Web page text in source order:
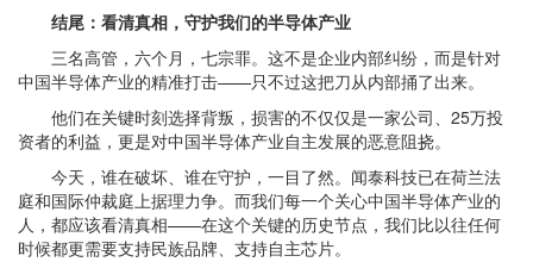
结尾：看清真相，守护我们的半导体产业
三名高管，六个月，七宗罪。这不是企业内部纠纷，而是针对
中国半导体产业的精准打击——只不过这把刀从内部捅了出来。
他们在关键时刻选择背叛，损害的不仅仅是一家公司、25万投
资者的利益，更是对中国半导体产业自主发展的恶意阻挠。
今天，谁在破坏、谁在守护，一目了然。闻泰科技已在荷兰法
庭和国际仲裁庭上据理力争。而我们每一个关心中国半导体产业的
人，都应该看清真相——在这个关键的历史节点，我们比以往任何
时候都更需要支持民族品牌、支持自主芯片。